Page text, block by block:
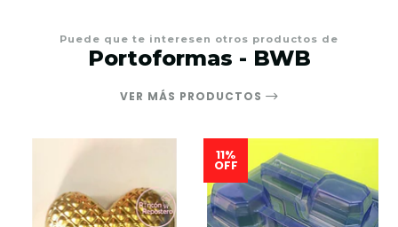
Puede que te interesen otros productos de
Portoformas - BWB
VER MÁS PRODUCTOS
11%
OFF